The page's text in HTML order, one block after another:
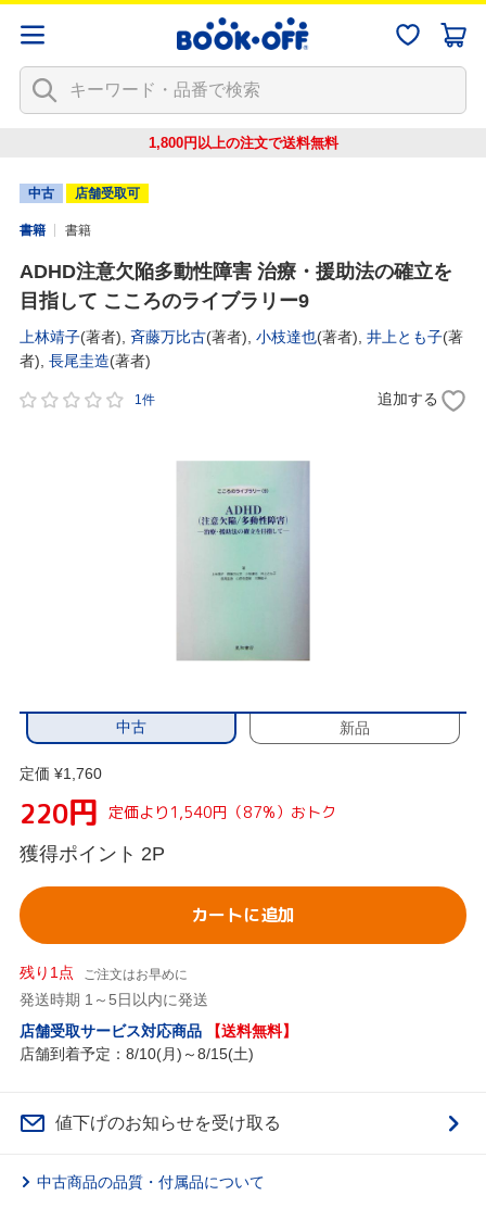
1,800円以上の注文で送料無料
中古 店舗受取可
書籍 書籍
ADHD注意欠陥多動性障害 治療・援助法の確立を
目指して こころのライブラリー9
上林靖子(著者), 斉藤万比古(著者), 小枝達也(著者), 井上とも子(著
者), 長尾圭造(著者)
1件 追加する
中古 新品
定価 ¥1,760
220円 定価より1,540円（87%）おトク
獲得ポイント 2P
カートに追加
残り1点 ご注文はお早めに
発送時期 1～5日以内に発送
店舗受取サービス対応商品
【送料無料】
店舗到着予定：8/10(月)～8/15(土)
値下げのお知らせを受け取る
中古商品の品質・付属品について